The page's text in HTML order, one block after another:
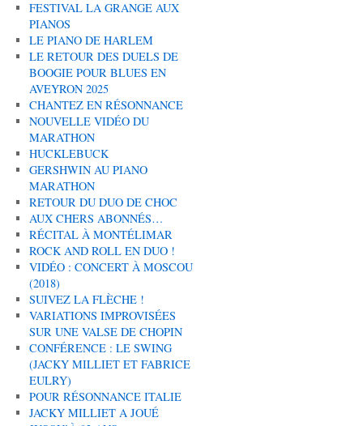
FESTIVAL LA GRANGE AUX
PIANOS
LE PIANO DE HARLEM
LE RETOUR DES DUELS DE
BOOGIE POUR BLUES EN
AVEYRON 2025
CHANTEZ EN RÉSONNANCE
NOUVELLE VIDÉO DU
MARATHON
HUCKLEBUCK
GERSHWIN AU PIANO
MARATHON
RETOUR DU DUO DE CHOC
AUX CHERS ABONNÉS…
RÉCITAL À MONTÉLIMAR
ROCK AND ROLL EN DUO !
VIDÉO : CONCERT À MOSCOU
(2018)
SUIVEZ LA FLÈCHE !
VARIATIONS IMPROVISÉES
SUR UNE VALSE DE CHOPIN
CONFÉRENCE : LE SWING
(JACKY MILLIET ET FABRICE
EULRY)
POUR RÉSONNANCE ITALIE
JACKY MILLIET A JOUÉ